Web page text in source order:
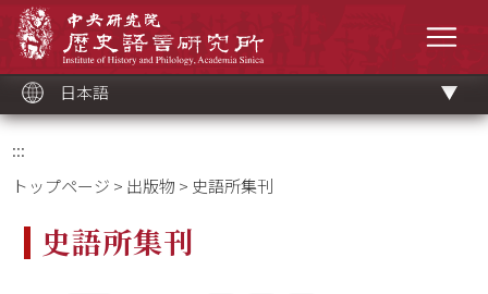
ッ
ク
日本語
:::
トップページ > 出版物 > 史語所集刊
史語所集刊